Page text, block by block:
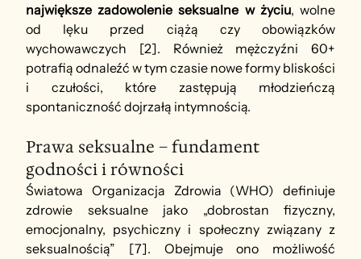
największe zadowolenie seksualne w życiu, wolne
od lęku przed ciążą czy obowiązków
wychowawczych [2]. Również mężczyźni 60+
potrafią odnaleźć w tym czasie nowe formy bliskości
i czułości, które zastępują młodzieńczą
spontaniczność dojrzałą intymnością.
Prawa seksualne – fundament
godności i równości
Światowa Organizacja Zdrowia (WHO) definiuje
zdrowie seksualne jako „dobrostan fizyczny,
emocjonalny, psychiczny i społeczny związany z
seksualnością” [7]. Obejmuje ono możliwość